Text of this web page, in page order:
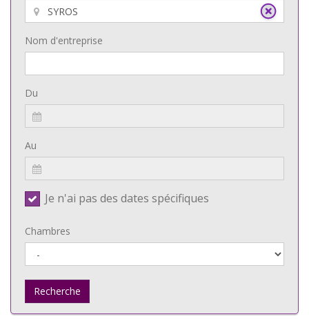
Nom d'entreprise
Du
Au
Je n'ai pas des dates spécifiques
Chambres
Recherche